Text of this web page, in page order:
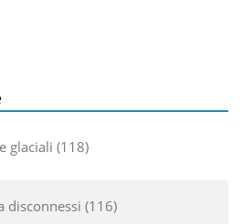
glaciali 118
disconnessi 116